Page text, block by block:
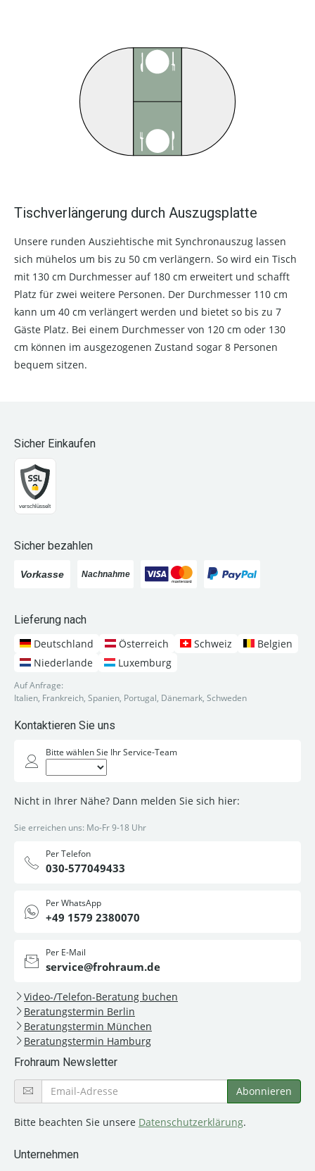
Tischverlängerung durch Auszugsplatte
Unsere runden Ausziehtische mit Synchronauszug lassen
sich mühelos um bis zu 50 cm verlängern. So wird ein Tisch
mit 130 cm Durchmesser auf 180 cm erweitert und schafft
Platz für zwei weitere Personen. Der Durchmesser 110 cm
kann um 40 cm verlängert werden und bietet so bis zu 7
Gäste Platz. Bei einem Durchmesser von 120 cm oder 130
cm können im ausgezogenen Zustand sogar 8 Personen
bequem sitzen.
Sicher Einkaufen
Sicher bezahlen
Lieferung nach
Deutschland
Österreich Schweiz
Belgien
Niederlande
Luxemburg
Auf Anfrage:
Italien, Frankreich, Spanien, Portugal, Dänemark, Schweden
Kontaktieren Sie uns
Bitte wählen Sie Ihr Service-Team
Nicht in Ihrer Nähe? Dann melden Sie sich hier:
Sie erreichen uns: Mo-Fr 9-18 Uhr
Per Telefon
030-577049433
Per WhatsApp
+49 1579 2380070
Per E-Mail
service@frohraum.de
Video-/Telefon-Beratung buchen
Beratungstermin Berlin
Beratungstermin München
Beratungstermin Hamburg
Frohraum Newsletter
Bitte beachten Sie unsere Datenschutzerklärung.
Unternehmen